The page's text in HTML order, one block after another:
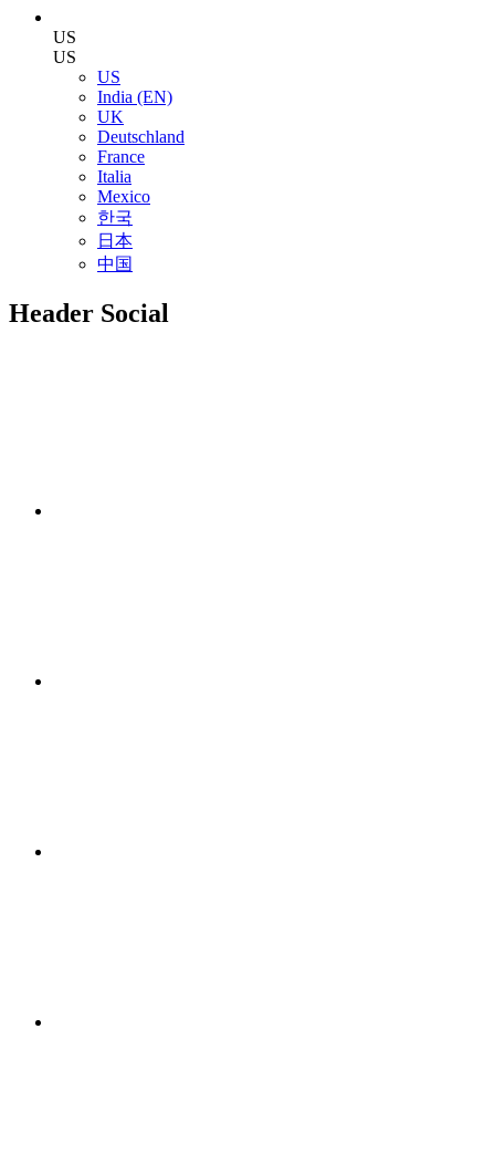
US
US
US
India (EN)
UK
Deutschland
France
Italia
Mexico
한국
日本
中国
Header Social